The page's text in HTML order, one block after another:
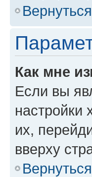
Как мне
Если вы
настройки
их,
вверху